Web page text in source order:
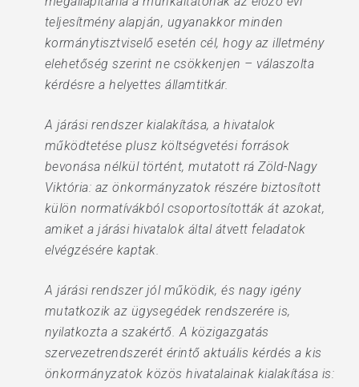
teljesítmény alapján, ugyanakkor minden
kormánytisztviselő esetén cél, hogy az illetmény
elehetőség szerint ne csökkenjen – válaszolta
kérdésre a helyettes államtitkár.
A járási rendszer kialakítása, a hivatalok
működtetése plusz költségvetési források
bevonása nélkül történt, mutatott rá Zöld-Nagy
Viktória: az önkormányzatok részére biztosított
külön normatívákból csoportosították át azokat,
amiket a járási hivatalok által átvett feladatok
elvégzésére kaptak.
A járási rendszer jól működik, és nagy igény
mutatkozik az ügysegédek rendszerére is,
nyilatkozta a szakértő. A közigazgatás
szervezetrendszerét érintő aktuális kérdés a kis
önkormányzatok közös hivatalainak kialakítása is: